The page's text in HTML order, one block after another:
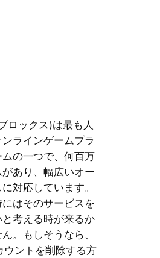
ロックス)は最も人
ラインゲームプラ
ムの一つで、何百万
があり、幅広いオー
対応しています。
にはそのサービスを
考える時が来るか
。もしそうなら、
ウントを削除する方